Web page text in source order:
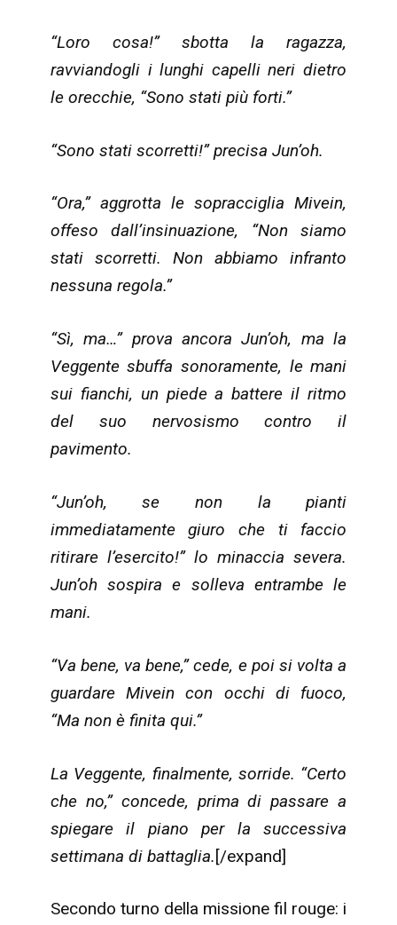
“Loro cosa!” sbotta la ragazza,
ravviandogli i lunghi capelli neri dietro
le orecchie, “Sono stati più forti.”
“Sono stati scorretti!” precisa Jun’oh.
“Ora,” aggrotta le sopracciglia Mivein,
offeso dall’insinuazione, “Non siamo
stati scorretti. Non abbiamo infranto
nessuna regola.”
“Sì, ma…” prova ancora Jun’oh, ma la
Veggente sbuffa sonoramente, le mani
sui fianchi, un piede a battere il ritmo
del suo nervosismo contro il
pavimento.
“Jun’oh, se non la pianti
immediatamente giuro che ti faccio
ritirare l’esercito!” lo minaccia severa.
Jun’oh sospira e solleva entrambe le
mani.
“Va bene, va bene,” cede, e poi si volta a
guardare Mivein con occhi di fuoco,
“Ma non è finita qui.”
La Veggente, finalmente, sorride. “Certo
che no,” concede, prima di passare a
spiegare il piano per la successiva
settimana di battaglia.[/expand]
Secondo turno della missione fil rouge: i